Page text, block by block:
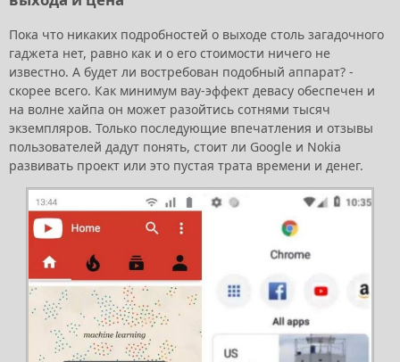
Пока что никаких подробностей о выходе столь загадочного
гаджета нет, равно как и о его стоимости ничего не
известно. А будет ли востребован подобный аппарат? -
скорее всего. Как минимум вау-эффект девасу обеспечен и
на волне хайпа он может разойтись сотнями тысяч
экземпляров. Только последующие впечатления и отзывы
пользователей дадут понять, стоит ли Google и Nokia
развивать проект или это пустая трата времени и денег.